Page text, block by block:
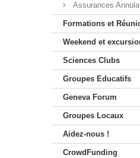
Assurances
Formations et
Weekend et
Sciences Clubs
Groupes Educatifs
Geneva Forum
Groupes Locaux
Aidez-nous !
CrowdFunding